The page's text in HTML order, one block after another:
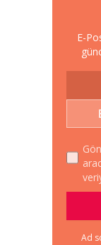
E-
Ad